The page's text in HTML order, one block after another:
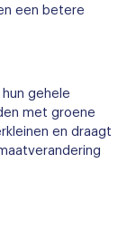
een betere
gehele
met groene
en draagt